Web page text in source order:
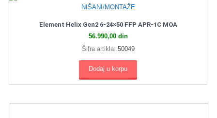
Element Helix Gen2 6-24×50 FFP APR-1C MOA
56.990,00 din
Šifra artikla: 50049
Dodaj u korpu